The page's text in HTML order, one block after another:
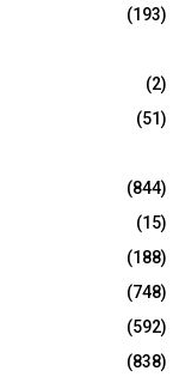
(193)
(2)
(51)
(844)
(15)
(188)
(748)
(592)
(838)